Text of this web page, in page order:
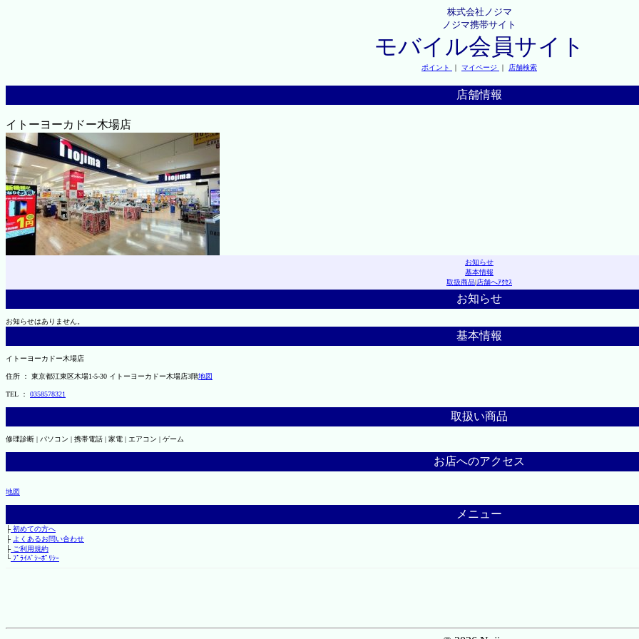
株式会社ノジマ
ノジマ携帯サイト
モバイル会員サイト
ポイント ｜ マイページ ｜ 店舗検索
店舗情報
イトーヨーカドー木場店
お知らせ
基本情報
取扱商品|店舗へｱｸｾｽ
お知らせ
お知らせはありません。
基本情報
イトーヨーカドー木場店
住所 ： 東京都江東区木場1-5-30 イトーヨーカドー木場店3階地図
TEL ： 0358578321
取扱い商品
修理診断 | パソコン | 携帯電話 | 家電 | エアコン | ゲーム
お店へのアクセス
地図
メニュー
├初めての方へ
├ よくあるお問い合わせ
├ご利用規約
└ﾌﾟﾗｲﾊﾞｼｰﾎﾟﾘｼｰ